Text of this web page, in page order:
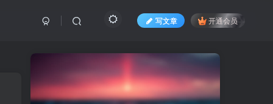
写文章 开通会员